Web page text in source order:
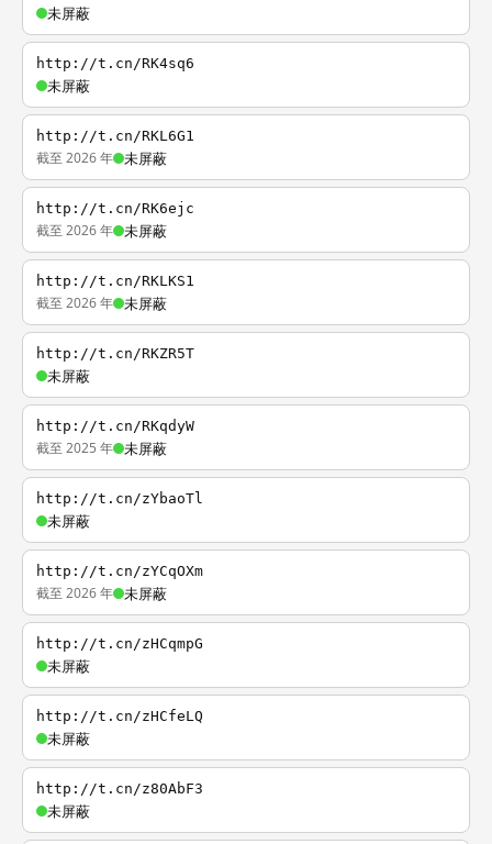
未屏蔽
http://t.cn/RK4sq6
未屏蔽
http://t.cn/RKL6G1
截至 2026 年 未屏蔽
http://t.cn/RK6ejc
截至 2026 年 未屏蔽
http://t.cn/RKLKS1
截至 2026 年 未屏蔽
http://t.cn/RKZR5T
未屏蔽
http://t.cn/RKqdyW
截至 2025 年 未屏蔽
http://t.cn/zYbaoTl
未屏蔽
http://t.cn/zYCqOXm
截至 2026 年 未屏蔽
http://t.cn/zHCqmpG
未屏蔽
http://t.cn/zHCfeLQ
未屏蔽
http://t.cn/z80AbF3
未屏蔽